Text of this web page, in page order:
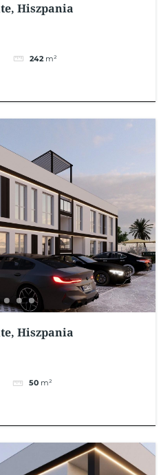
Hiszpania
242 m²
Hiszpania
50 m²